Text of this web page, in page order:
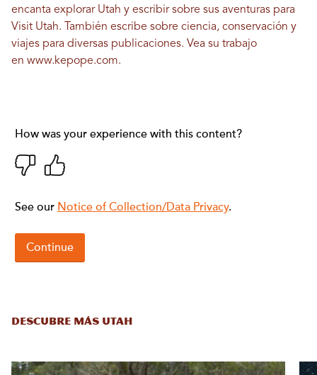
encanta explorar Utah y escribir sobre sus aventuras para
Visit Utah. También escribe sobre ciencia, conservación y
viajes para diversas publicaciones. Vea su trabajo
en www.kepope.com.
DESCUBRE MÁS UTAH